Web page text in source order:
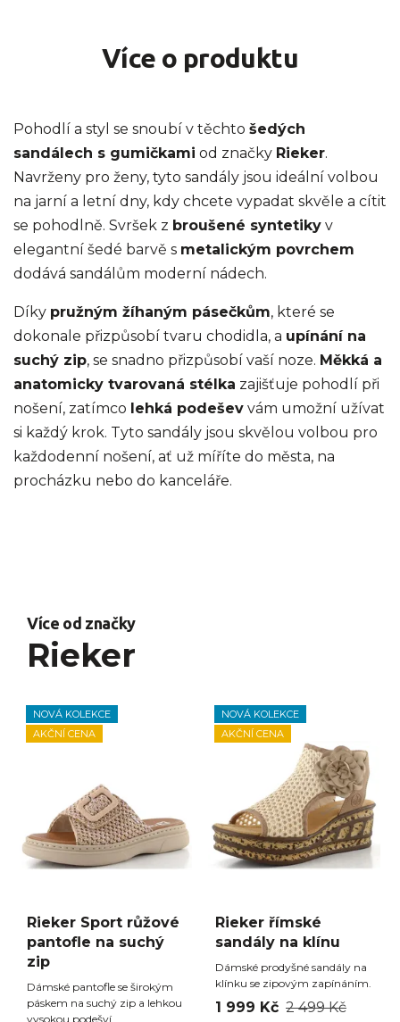
Více o produktu
Pohodlí a styl se snoubí v těchto šedých
sandálech s gumičkami od značky Rieker.
Navrženy pro ženy, tyto sandály jsou ideální volbou
na jarní a letní dny, kdy chcete vypadat skvěle a cítit
se pohodlně. Svršek z broušené syntetiky v
elegantní šedé barvě s metalickým povrchem
dodává sandálům moderní nádech.
Díky pružným žíhaným pásečkům, které se
dokonale přizpůsobí tvaru chodidla, a upínání na
suchý zip, se snadno přizpůsobí vaší noze. Měkká a
anatomicky tvarovaná stélka zajišťuje pohodlí při
nošení, zatímco lehká podešev vám umožní užívat
si každý krok. Tyto sandály jsou skvělou volbou pro
každodenní nošení, ať už míříte do města, na
procházku nebo do kanceláře.
Více od značky
Rieker
NOVÁ KOLEKCE
AKČNÍ CENA
Rieker Sport růžové
pantofle na suchý
zip
Dámské pantofle se širokým
páskem na suchý zip a lehkou
vysokou podešví.
NOVÁ KOLEKCE
AKČNÍ CENA
Rieker římské
sandály na klínu
Dámské prodyšné sandály na
klínku se zipovým zapínáním.
1 999 Kč 2 499 Kč